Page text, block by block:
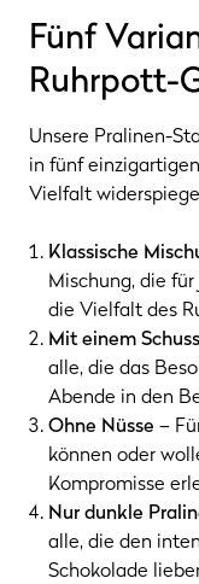
Fünf
Ruhrpott-
Unsere Pralinen-
in fünf
Vielfalt
Klassische
Mischung, die
die Vielfalt des
Mit einem
alle, die das
Abende in den
Ohne Nüsse –
können oder
Kompromisse
Nur dunkle
alle, die den
Schokolade